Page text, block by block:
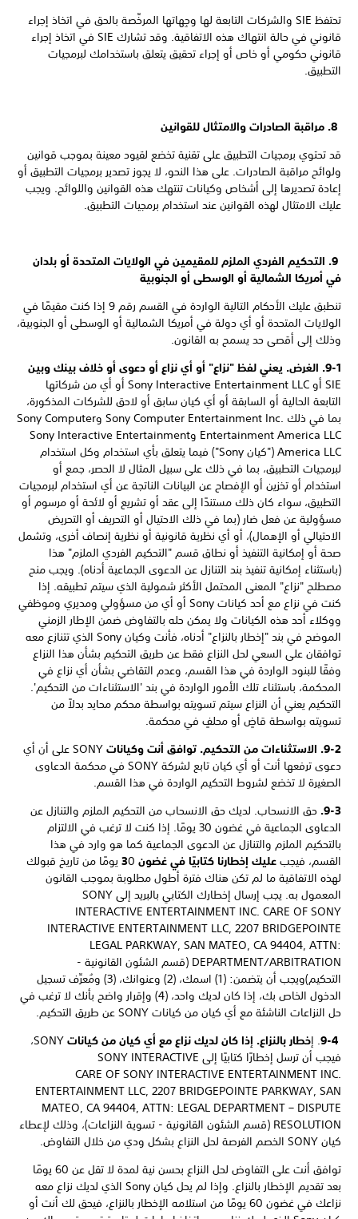
تحتفظ SIE والشركات التابعة لها وجِهاتها المرخِّصة بالحق في اتخاذ إجراء
قانوني في حالة انتهاك هذه الاتفاقية. وقد تشارك SIE في اتخاذ إجراء
قانوني حكومي أو خاص أو إجراء تحقيق يتعلق باستخدامك لبرمجيات
التطبيق.
قد تحتوي برمجيات التطبيق على تقنية تخضع لقيود معينة بموجب قوانين
ولوائح مراقبة الصادرات. على هذا النحو، لا يجوز تصدير برمجيات التطبيق أو
إعادة تصديرها إلى أشخاص وكيانات تنتهك هذه القوانين واللوائح. ويجب
عليك الامتثال لهذه القوانين عند استخدام برمجيات التطبيق.
9. التحكيم الفردي الملزم للمقيمين في الولايات المتحدة أو بلدان
في أمريكا الشمالية أو الوسطى أو الجنوبية
تنطبق عليك الأحكام التالية الواردة في القسم رقم 9 إذا كنت مقيمًا في
الولايات المتحدة أو أي دولة في أمريكا الشمالية أو الوسطى أو الجنوبية،
وذلك إلى أقصى حد يسمح به القانون.
9-1. الغرض. يعني لفظ "نزاع" أو أي نزاع أو دعوى أو خلاف بينك وبين
SIE أو Sony Interactive Entertainment LLC أو أي من شركاتها
التابعة الحالية أو السابقة أو أي كيان سابق أو لاحق للشركات المذكورة،
بما في ذلك Sony Computer Entertainment Inc.‎ وSony Computer
Entertainment America LLC وSony Interactive Entertainment
America LLC ("كيان Sony") فيما يتعلق بأي استخدام وكل استخدام
لبرمجيات التطبيق، بما في ذلك على سبيل المثال لا الحصر، جمع أو
استخدام أو تخزين أو الإفصاح عن البيانات الناتجة عن أي استخدام لبرمجيات
التطبيق، سواء كان ذلك مستندًا إلى عقد أو تشريع أو لائحة أو مرسوم أو
مسؤولية عن فعل ضار (بما في ذلك الاحتيال أو التحريف أو التحريض
الاحتيالي أو الإهمال)، أو أي نظرية قانونية أو نظرية إنصاف أخرى، وتشمل
صحة أو إمكانية التنفيذ أو نطاق قسم "التحكيم الفردي الملزم" هذا
(باستثناء إمكانية تنفيذ بند التنازل عن الدعوى الجماعية أدناه). ويجب منح
مصطلح "نزاع" المعنى المحتمل الأكثر شمولية الذي سيتم تطبيقه. إذا
كنت في نزاع مع أحد كيانات Sony أو أي من مسؤولي ومديري وموظفي
ووكلاء أحد هذه الكيانات ولا يمكن حله بالتفاوض ضمن الإطار الزمني
الموضح في بند "إخطار بالنزاع" أدناه، فأنت وكيان Sony الذي تتنازع معه
توافقان على السعي لحل النزاع فقط عن طريق التحكيم بشأن هذا النزاع
وفقًا للبنود الواردة في هذا القسم، وعدم التقاضي بشأن أي نزاع في
المحكمة، باستثناء تلك الأمور الواردة في بند 'الاستثناءات من التحكيم'.
التحكيم يعني أن النزاع سيتم تسويته بواسطة محكم محايد بدلاً من
تسويته بواسطة قاضٍ أو محلفٍ في محكمة.
9-2. الاستثناءات من التحكيم. توافق أنت وكيانات
SONY على أن أي
دعوى ترفعها أنت أو أي كيان تابع لشركة SONY في محكمة الدعاوى
الصغيرة لا تخضع لشروط التحكيم الواردة في هذا القسم.
9-3. حق الانسحاب. لديك حق الانسحاب من التحكيم الملزم والتنازل عن
الدعاوى الجماعية في غضون 30 يومًا. إذا كنت لا ترغب في الالتزام
بالتحكيم الملزم والتنازل عن الدعوى الجماعية كما هو وارد في هذا
القسم، فيجب عليك إخطارنا كتابيًا في غضون 3
0 يومًا من تاريخ قبولك
لهذه الاتفاقية ما لم تكن هناك فترة أطول مطلوبة بموجب القانون
المعمول به. يجب إرسال إخطارك الكتابي بالبريد إلى ‏SONY
INTERACTIVE ENTERTAINMENT INC.‎ CARE OF SONY
INTERACTIVE ENTERTAINMENT LLC, 2207 BRIDGEPOINTE
PARKWAY, SAN MATEO, CA 94404, ATTN:‎‏ LEGAL
DEPARTMENT/ARBITRATION (قسم الشئون القانونية -
التحكيم)ويجب أن يتضمن: (1) اسمك، (2) وعنوانك، (3) ومُعرِّف تسجيل
الدخول الخاص بك، إذا كان لديك واحد، (4) وإقرار واضح بأنك لا ترغب في
حل النزاعات الناشئة مع أي كيان من كيانات SONY عن طريق التحكيم.
9-4. إخطار بالنزاع. إذا كان لديك نزاع مع أي كيان من كيانات
SONY،
فيجب أن ترسل إخطارًا كتابيًا إلى SONY INTERACTIVE
ENTERTAINMENT INC.‎‏ CARE OF SONY INTERACTIVE
ENTERTAINMENT LLC, 2207 BRIDGEPOINTE PARKWAY, SAN
MATEO, CA 94404, ATTN:‎ LEGAL DEPARTMENT – DISPUTE
RESOLUTION (قسم الشئون القانونية - تسوية النزاعات)، وذلك لإعطاء
كيان SONY الخصم الفرصة لحل النزاع بشكل ودي من خلال التفاوض.
توافق أنت على التفاوض لحل النزاع بحسن نية لمدة لا تقل عن 60 يومًا
بعد تقديم الإخطار بالنزاع. وإذا لم يحل كيان Sony الذي لديك نزاع معه
نزاعك في غضون 60 يومًا من استلامه الإخطار بالنزاع، فيحق لك أنت أو